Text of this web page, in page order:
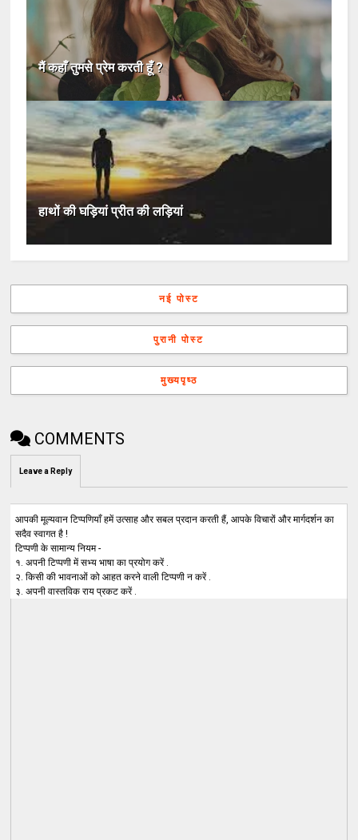
मैं कहाँ तुमसे प्रेम करती हूँ ?
हाथों की घड़ियां प्रीत की लड़ियां
नई पोस्ट
पुरानी पोस्ट
मुख्यपृष्ठ
COMMENTS
Leave a Reply
आपकी मूल्यवान टिप्पणियाँ हमें उत्साह और सबल प्रदान करती हैं, आपके विचारों और मार्गदर्शन का
सदैव स्वागत है !
टिप्पणी के सामान्य नियम -
१. अपनी टिप्पणी में सभ्य भाषा का प्रयोग करें .
२. किसी की भावनाओं को आहत करने वाली टिप्पणी न करें .
३. अपनी वास्तविक राय प्रकट करें .